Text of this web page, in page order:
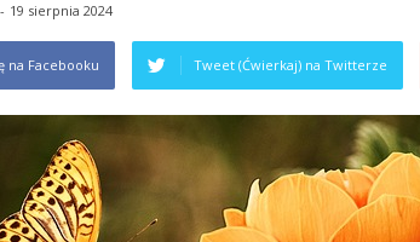
- 19 sierpnia 2024
na Facebooku Tweet (Ćwierkaj) na Twitterze